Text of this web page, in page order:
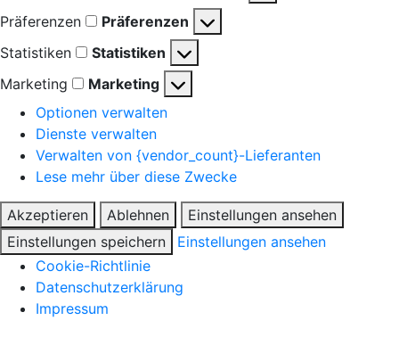
Präferenzen
Präferenzen
Statistiken
Statistiken
Marketing
Marketing
Optionen verwalten
Dienste verwalten
Verwalten von {vendor_count}-Lieferanten
Lese mehr über diese Zwecke
Akzeptieren Ablehnen
Einstellungen ansehen
Einstellungen speichern
Einstellungen ansehen
Cookie-Richtlinie
Datenschutzerklärung
Impressum